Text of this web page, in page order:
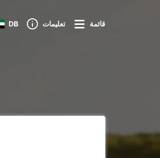
DB تعليمات قائمة